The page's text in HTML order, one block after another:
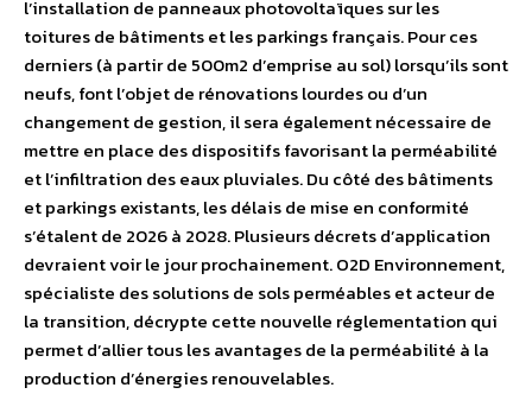
l’installation de panneaux photovoltaïques sur les
toitures de bâtiments et les parkings français. Pour ces
derniers (à partir de 500m2 d’emprise au sol) lorsqu’ils sont
neufs, font l’objet de rénovations lourdes ou d’un
changement de gestion, il sera également nécessaire de
mettre en place des dispositifs favorisant la perméabilité
et l’infiltration des eaux pluviales. Du côté des bâtiments
et parkings existants, les délais de mise en conformité
s’étalent de 2026 à 2028. Plusieurs décrets d’application
devraient voir le jour prochainement. O2D Environnement,
spécialiste des solutions de sols perméables et acteur de
la transition, décrypte cette nouvelle réglementation qui
permet d’allier tous les avantages de la perméabilité à la
production d’énergies renouvelables.